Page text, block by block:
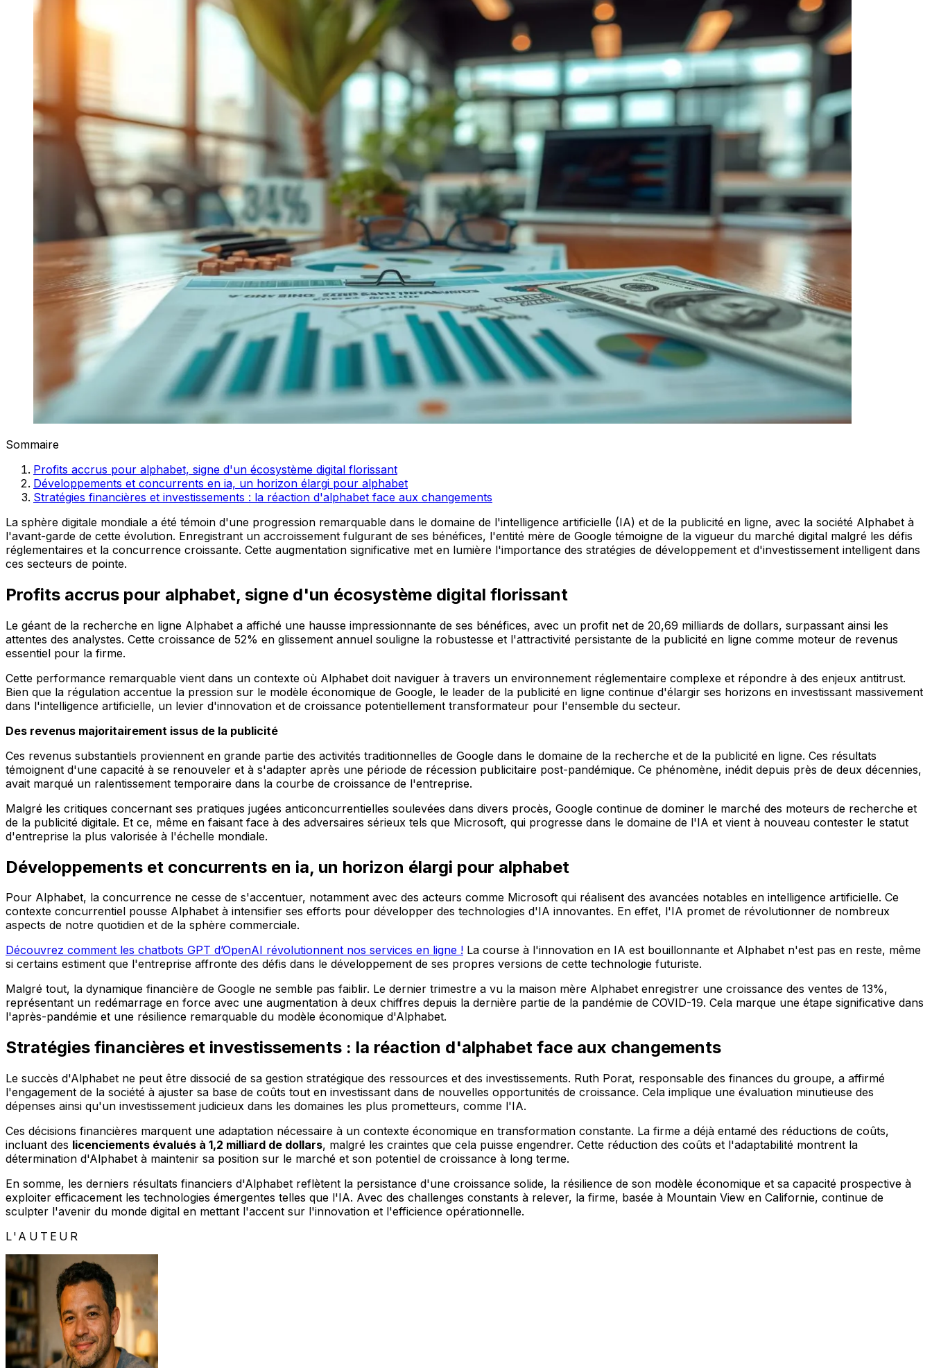
Sommaire
Profits accrus pour alphabet, signe d'un écosystème digital florissant
Développements et concurrents en ia, un horizon élargi pour alphabet
Stratégies financières et investissements : la réaction d'alphabet face aux changements
La sphère digitale mondiale a été témoin d'une progression remarquable dans le domaine de l'intelligence artificielle (IA) et de la publicité en ligne, avec la société Alphabet à
l'avant-garde de cette évolution. Enregistrant un accroissement fulgurant de ses bénéfices, l'entité mère de Google témoigne de la vigueur du marché digital malgré les défis
réglementaires et la concurrence croissante. Cette augmentation significative met en lumière l'importance des stratégies de développement et d'investissement intelligent dans
ces secteurs de pointe.
Profits accrus pour alphabet, signe d'un écosystème digital florissant
Le géant de la recherche en ligne Alphabet a affiché une hausse impressionnante de ses bénéfices, avec un profit net de 20,69 milliards de dollars, surpassant ainsi les
attentes des analystes. Cette croissance de 52% en glissement annuel souligne la robustesse et l'attractivité persistante de la publicité en ligne comme moteur de revenus
essentiel pour la firme.
Cette performance remarquable vient dans un contexte où Alphabet doit naviguer à travers un environnement réglementaire complexe et répondre à des enjeux antitrust.
Bien que la régulation accentue la pression sur le modèle économique de Google, le leader de la publicité en ligne continue d'élargir ses horizons en investissant massivement
dans l'intelligence artificielle, un levier d'innovation et de croissance potentiellement transformateur pour l'ensemble du secteur.
Des revenus majoritairement issus de la publicité
Ces revenus substantiels proviennent en grande partie des activités traditionnelles de Google dans le domaine de la recherche et de la publicité en ligne. Ces résultats
témoignent d'une capacité à se renouveler et à s'adapter après une période de récession publicitaire post-pandémique. Ce phénomène, inédit depuis près de deux décennies,
avait marqué un ralentissement temporaire dans la courbe de croissance de l'entreprise.
Malgré les critiques concernant ses pratiques jugées anticoncurrentielles soulevées dans divers procès, Google continue de dominer le marché des moteurs de recherche et
de la publicité digitale. Et ce, même en faisant face à des adversaires sérieux tels que Microsoft, qui progresse dans le domaine de l'IA et vient à nouveau contester le statut
d'entreprise la plus valorisée à l'échelle mondiale.
Développements et concurrents en ia, un horizon élargi pour alphabet
Pour Alphabet, la concurrence ne cesse de s'accentuer, notamment avec des acteurs comme Microsoft qui réalisent des avancées notables en intelligence artificielle. Ce
contexte concurrentiel pousse Alphabet à intensifier ses efforts pour développer des technologies d'IA innovantes. En effet, l'IA promet de révolutionner de nombreux
aspects de notre quotidien et de la sphère commerciale.
Découvrez comment les chatbots GPT d’OpenAI révolutionnent nos services en ligne ! La course à l'innovation en IA est bouillonnante et Alphabet n'est pas en reste, même
si certains estiment que l'entreprise affronte des défis dans le développement de ses propres versions de cette technologie futuriste.
Malgré tout, la dynamique financière de Google ne semble pas faiblir. Le dernier trimestre a vu la maison mère Alphabet enregistrer une croissance des ventes de 13%,
représentant un redémarrage en force avec une augmentation à deux chiffres depuis la dernière partie de la pandémie de COVID-19. Cela marque une étape significative dans
l'après-pandémie et une résilience remarquable du modèle économique d'Alphabet.
Stratégies financières et investissements : la réaction d'alphabet face aux changements
Le succès d'Alphabet ne peut être dissocié de sa gestion stratégique des ressources et des investissements. Ruth Porat, responsable des finances du groupe, a affirmé
l'engagement de la société à ajuster sa base de coûts tout en investissant dans de nouvelles opportunités de croissance. Cela implique une évaluation minutieuse des
dépenses ainsi qu'un investissement judicieux dans les domaines les plus prometteurs, comme l'IA.
Ces décisions financières marquent une adaptation nécessaire à un contexte économique en transformation constante. La firme a déjà entamé des réductions de coûts,
incluant des licenciements évalués à 1,2 milliard de dollars, malgré les craintes que cela puisse engendrer. Cette réduction des coûts et l'adaptabilité montrent la
détermination d'Alphabet à maintenir sa position sur le marché et son potentiel de croissance à long terme.
En somme, les derniers résultats financiers d'Alphabet reflètent la persistance d'une croissance solide, la résilience de son modèle économique et sa capacité prospective à
exploiter efficacement les technologies émergentes telles que l'IA. Avec des challenges constants à relever, la firme, basée à Mountain View en Californie, continue de
sculpter l'avenir du monde digital en mettant l'accent sur l'innovation et l'efficience opérationnelle.
L'AUTEUR